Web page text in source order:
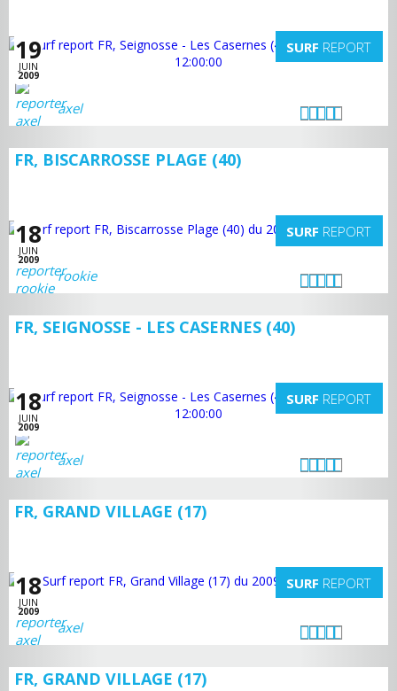
19
JUIN
2009
SURF REPORT
axel
FR, BISCARROSSE PLAGE (40)
18
JUIN
2009
SURF REPORT
rookie
FR, SEIGNOSSE - LES CASERNES (40)
18
JUIN
2009
SURF REPORT
axel
FR, GRAND VILLAGE (17)
18
JUIN
2009
SURF REPORT
axel
FR, GRAND VILLAGE (17)